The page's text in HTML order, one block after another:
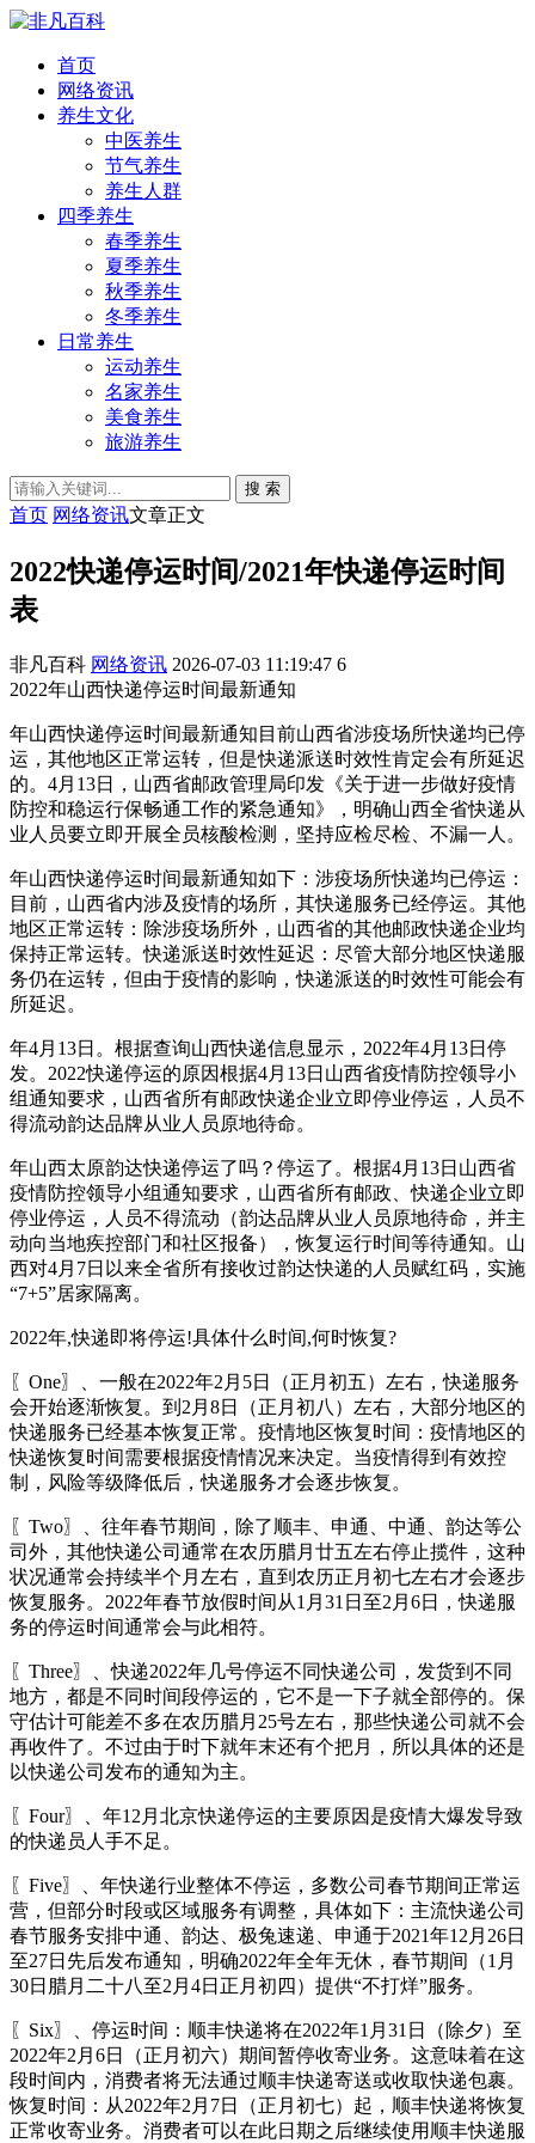
首页
网络资讯
养生文化
中医养生
节气养生
养生人群
四季养生
春季养生
夏季养生
秋季养生
冬季养生
日常养生
运动养生
名家养生
美食养生
旅游养生
搜 索
首页 网络资讯文章正文
2022快递停运时间/2021年快递停运时间
表
非凡百科 网络资讯 2026-07-03 11:19:47 6
2022年山西快递停运时间最新通知
年山西快递停运时间最新通知目前山西省涉疫场所快递均已停
运，其他地区正常运转，但是快递派送时效性肯定会有所延迟
的。4月13日，山西省邮政管理局印发《关于进一步做好疫情
防控和稳运行保畅通工作的紧急通知》，明确山西全省快递从
业人员要立即开展全员核酸检测，坚持应检尽检、不漏一人。
年山西快递停运时间最新通知如下：涉疫场所快递均已停运：
目前，山西省内涉及疫情的场所，其快递服务已经停运。其他
地区正常运转：除涉疫场所外，山西省的其他邮政快递企业均
保持正常运转。快递派送时效性延迟：尽管大部分地区快递服
务仍在运转，但由于疫情的影响，快递派送的时效性可能会有
所延迟。
年4月13日。根据查询山西快递信息显示，2022年4月13日停
发。2022快递停运的原因根据4月13日山西省疫情防控领导小
组通知要求，山西省所有邮政快递企业立即停业停运，人员不
得流动韵达品牌从业人员原地待命。
年山西太原韵达快递停运了吗？停运了。根据4月13日山西省
疫情防控领导小组通知要求，山西省所有邮政、快递企业立即
停业停运，人员不得流动（韵达品牌从业人员原地待命，并主
动向当地疾控部门和社区报备），恢复运行时间等待通知。山
西对4月7日以来全省所有接收过韵达快递的人员赋红码，实施
“7+5”居家隔离。
2022年,快递即将停运!具体什么时间,何时恢复?
〖One〗、一般在2022年2月5日（正月初五）左右，快递服务
会开始逐渐恢复。到2月8日（正月初八）左右，大部分地区的
快递服务已经基本恢复正常。疫情地区恢复时间：疫情地区的
快递恢复时间需要根据疫情情况来决定。当疫情得到有效控
制，风险等级降低后，快递服务才会逐步恢复。
〖Two〗、往年春节期间，除了顺丰、申通、中通、韵达等公
司外，其他快递公司通常在农历腊月廿五左右停止揽件，这种
状况通常会持续半个月左右，直到农历正月初七左右才会逐步
恢复服务。2022年春节放假时间从1月31日至2月6日，快递服
务的停运时间通常会与此相符。
〖Three〗、快递2022年几号停运不同快递公司，发货到不同
地方，都是不同时间段停运的，它不是一下子就全部停的。保
守估计可能差不多在农历腊月25号左右，那些快递公司就不会
再收件了。不过由于时下就年末还有个把月，所以具体的还是
以快递公司发布的通知为主。
〖Four〗、年12月北京快递停运的主要原因是疫情大爆发导致
的快递员人手不足。
〖Five〗、年快递行业整体不停运，多数公司春节期间正常运
营，但部分时段或区域服务有调整，具体如下：主流快递公司
春节服务安排中通、韵达、极兔速递、申通于2021年12月26日
至27日先后发布通知，明确2022年全年无休，春节期间（1月
30日腊月二十八至2月4日正月初四）提供“不打烊”服务。
〖Six〗、停运时间：顺丰快递将在2022年1月31日（除夕）至
2022年2月6日（正月初六）期间暂停收寄业务。这意味着在这
段时间内，消费者将无法通过顺丰快递寄送或收取快递包裹。
恢复时间：从2022年2月7日（正月初七）起，顺丰快递将恢复
正常收寄业务。消费者可以在此日期之后继续使用顺丰快递服